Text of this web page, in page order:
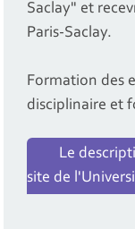
Saclay" et
Paris-Saclay.
Formation des
disciplinaire et
Le
site de